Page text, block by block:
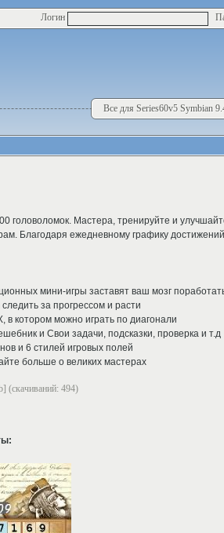
Логин
Все для Series60v5 Symbian
головоломок. Мастера, тренируйте и
Благодаря ежедневному графику
мини-игры заставят ваш мозг
за прогрессом и расти
в котором можно играть по диагонали
и Свои задачи, подсказки, проверка и т.д
и 6 стилей игровых полей
больше о великих мастерах
(cкачиваний: 494)